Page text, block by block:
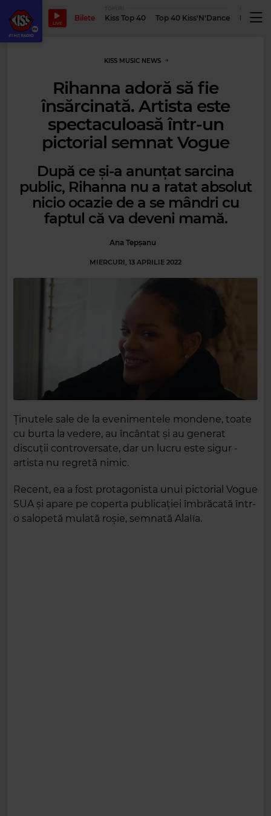
LIVE
Bilete Kiss Top 40 Top 40 Kiss'N'Dance
KISS MUSIC NEWS
Rihanna adoră să fie
însărcinată. Artista este
spectaculoasă într-un
pictorial semnat Vogue
După ce și-a anunțat sarcina
public, Rihanna nu a ratat absolut
nicio ocazie de a se mândri cu
faptul că va deveni mamă.
Ana Tepșanu
MIERCURI, 13 APRILIE 2022
Ținutele sale de la evenimentele mondene, toate
cu burta la vedere, au încântat și au generat
discuții controversate, dar un lucru este sigur -
artista nu regretă nimic.
Recent, ea a fost protagonista unui pictorial Vogue
SUA și apare pe coperta publicației îmbrăcată într-
o salopetă mulată roșie, semnată AlaIïa.